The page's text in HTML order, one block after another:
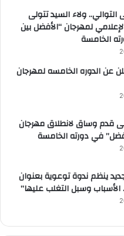
التوالي.. ولاء السيد تتولى
لمهرجان “الأفضل بين
الخامسة
عن الدوره الخامسه لمهرجان
قدم وساق لانطلاق مهرجان
في دورته الخامسة
ينظم ندوة توعوية بعنوان
وسبل التغلب عليها”